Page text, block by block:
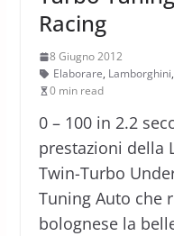
Racing
8 Giugno 2012
Elaborare, Lamborghini,
0 min read
0 – 100 in 2.2
prestazioni della
Twin-Turbo
Tuning Auto che
bolognese la